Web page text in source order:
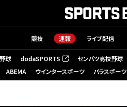
競技 速報 ライブ配信
球 dodaSPORTS
（新しいタブで開く） センバツ高校野球
ABEMA
ウインタースポーツ パラスポーツ